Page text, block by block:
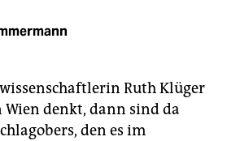
Ruth Klüger
denkt, dann sind da
den es im